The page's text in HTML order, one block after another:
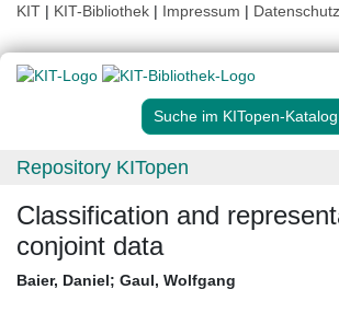
KIT | KIT-Bibliothek | Impressum | Datenschutz
Suche im KITopen-Katalog
Repository KITopen
Classification and
conjoint data
Baier, Daniel; Gaul, Wolfgang